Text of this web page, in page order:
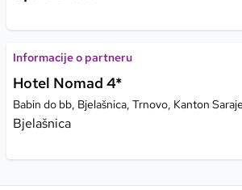
Informacije o partneru
Hotel Nomad 4*
Babin do bb, Bjelašnica, Trnovo, Kanton
Bjelašnica